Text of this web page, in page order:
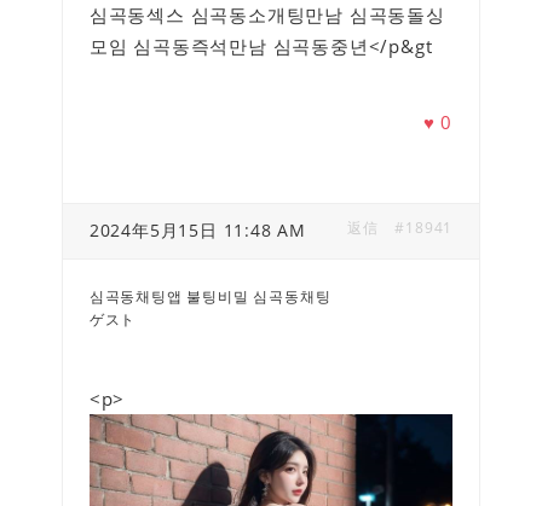
심곡동섹스 심곡동소개팅만남 심곡동돌싱
모임 심곡동즉석만남 심곡동중년</p&gt
♥0
2024年5月15日 11:48 AM #18941
返信
심곡동채팅앱 불팅비밀 심곡동채팅
ゲスト
<p>